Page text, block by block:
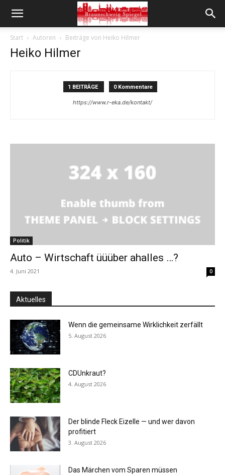
Start Autoren Beiträge von Heiko Hilmer
Heiko Hilmer
1 BEITRÄGE 0 Kommentare
https://www.r-eka.de/kontakt/
Politik
Auto – Wirtschaft üüüber ahalles …?
4. Juni 2021 0
Aktuelles
Wenn die gemeinsame Wirklichkeit zerfällt
5. August 2026
CDUnkraut?
4. August 2026
Der blinde Fleck Eizelle — und wer davon
profitiert
3. August 2026
Das Märchen vom Sparen müssen